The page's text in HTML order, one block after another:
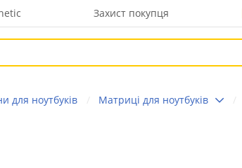
Захист покупця
для ноутбуків Матриці для ноутбуків